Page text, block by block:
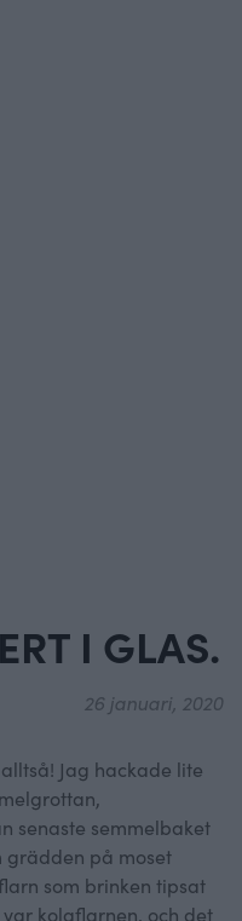
I GLAS.
26 januari, 2020
Jag hackade lite
senaste semmelbaket
grädden på moset
som brinken tipsat
kolaflarnen, och det